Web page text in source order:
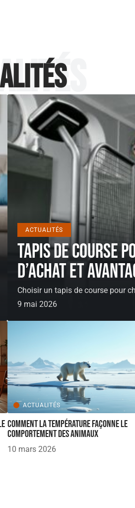
ACTUALITÉS
Tapis de course
d’achat et
Choisir un tapis de course pour
9 mai 2026
ACTUALITÉS
Comment la température façonne le
comportement des animaux
10 mars 2026